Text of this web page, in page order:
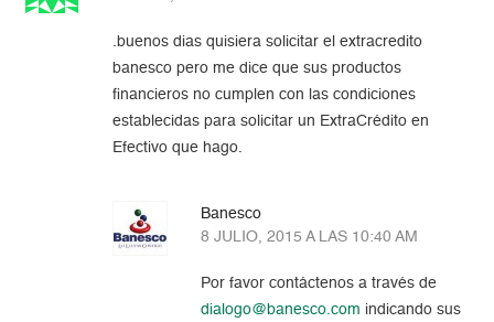
.buenos dias quisiera solicitar el extracredito
banesco pero me dice que sus productos
financieros no cumplen con las condiciones
establecidas para solicitar un ExtraCrédito en
Efectivo que hago.
Banesco
8 JULIO, 2015 A LAS 10:40 AM
Por favor contáctenos a través de
dialogo@banesco.com indicando sus